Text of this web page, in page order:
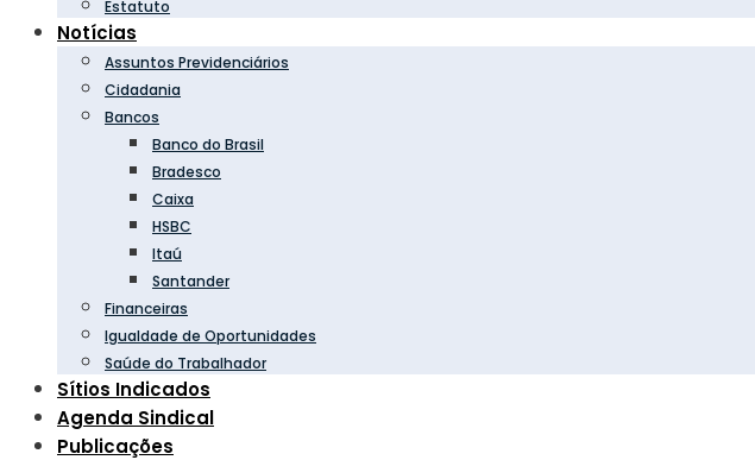
Estatuto
Notícias
Assuntos Previdenciários
Cidadania
Bancos
Banco do Brasil
Bradesco
Caixa
HSBC
Itaú
Santander
Financeiras
Igualdade de Oportunidades
Saúde do Trabalhador
Sítios Indicados
Agenda Sindical
Publicações